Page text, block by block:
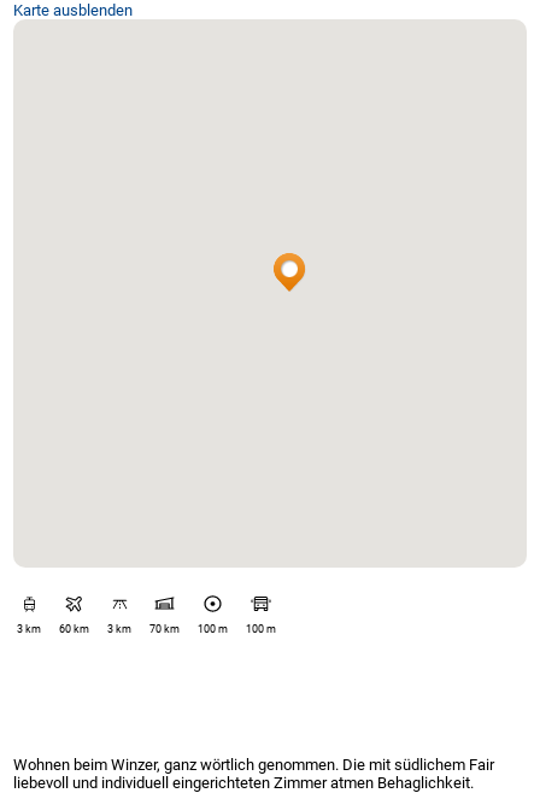
Karte ausblenden
3 km 60 km 3 km 70 km 100 m 100 m
Wohnen beim Winzer, ganz wörtlich genommen. Die mit südlichem Fair
liebevoll und individuell eingerichteten Zimmer atmen Behaglichkeit.